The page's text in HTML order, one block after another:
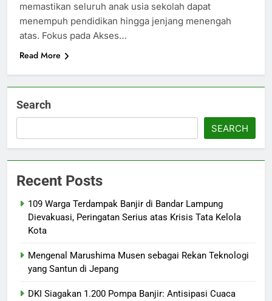
memastikan seluruh anak usia sekolah dapat
menempuh pendidikan hingga jenjang menengah
atas. Fokus pada Akses…
Read More
Search
SEARCH
Recent Posts
109 Warga Terdampak Banjir di Bandar Lampung
Dievakuasi, Peringatan Serius atas Krisis Tata Kelola
Kota
Mengenal Marushima Musen sebagai Rekan Teknologi
yang Santun di Jepang
DKI Siagakan 1.200 Pompa Banjir: Antisipasi Cuaca